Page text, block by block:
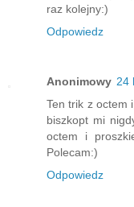
raz kolejny:)
Odpowiedz
Anonimowy 24
Ten trik z octem
biszkopt mi
octem i
Polecam:)
Odpowiedz